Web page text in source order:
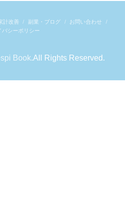
計改善 副業・ブログ
お問い合わせ
バシーポリシー
Book.All Rights Reserved.